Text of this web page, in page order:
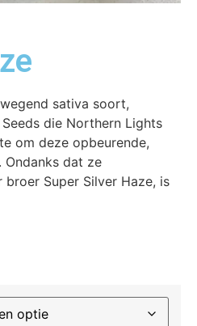
sativa soort,
die Northern Lights
om deze opbeurende,
dat ze
Super Silver Haze, is